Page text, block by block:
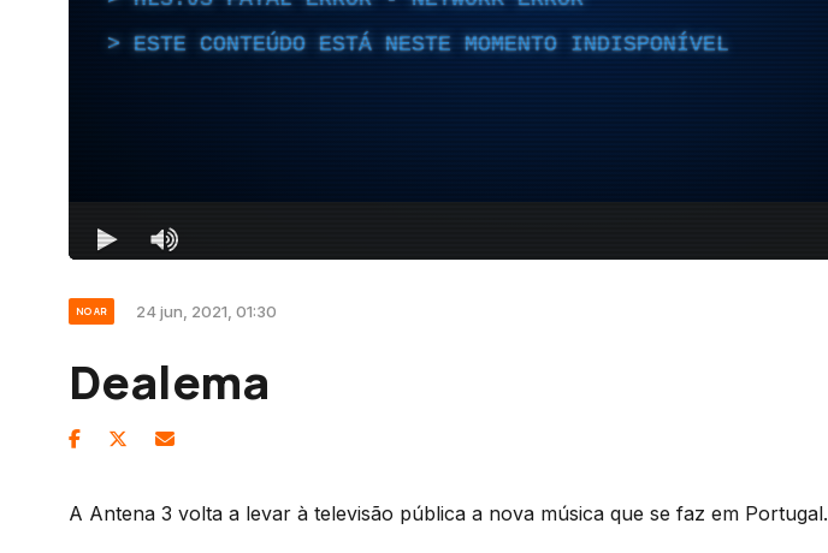
NO AR 24 jun, 2021, 01:30
Dealema
A Antena 3 volta a levar à televisão pública a nova música que se faz em Portugal.